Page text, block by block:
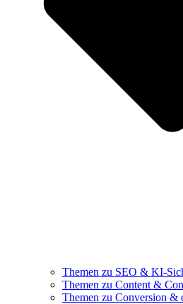
Themen zu SEO & KI-
Themen zu Content &
Themen zu Conversion &